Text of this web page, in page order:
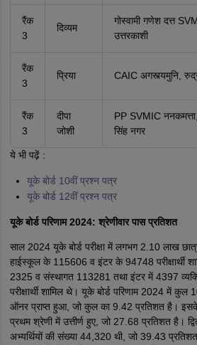
रैंक
3
दिव्यम
गोस्वामी गणेश दत्त
उत्तरकाशी
रैंक
3
प्रिया CAIC अगस्त्यमुनि,
रैंक
3
दीपा
जोशी
PP SVMIC
सिंह नगर
ये भी पढ़ें :
यूके बोर्ड 10वीं प्रश्न पत्र
यूके बोर्ड 12वीं प्रश्न पत्र
यूके बोर्ड परिणाम 2024: श्रेणीवार पास प्रतिशत
साल 2024 यूके बोर्ड परीक्षा में लगभग 2.10 लाख
हाईस्कूल के 115606 व इंटर के 94748 परीक्षार्थी
2325 व संस्थागत 113281 तथा इंटर में 4397
परीक्षार्थी शामिल थे। यूके बोर्ड परिणाम 2024 में कुल
ऑनर प्राप्त हुआ, जो कुल का 9.42 प्रतिशत है।
प्रथम श्रेणी में उत्तीर्ण हुए, जो 27.68 प्रतिशत है।
अभ्यर्थियों की संख्या 44,320 थी, जो 39.43